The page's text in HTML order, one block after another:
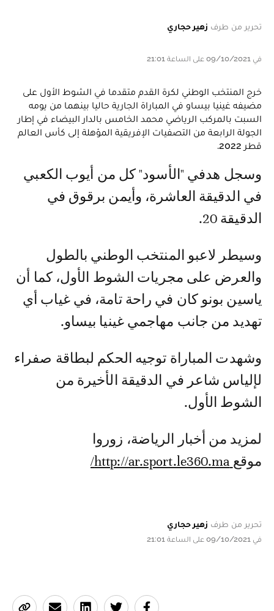
تحرير من طرف زهير حجاري
في 09/10/2021 على الساعة 21:01
خرج المنتخب الوطني لكرة القدم متقدما في الشوط الأول على
مضيفه غينيا بيساو في المباراة الجارية حاليا بينهما من يومه
السبت بالمركب الرياضي محمد الخامس بالدار البيضاء في إطار
الجولة الرابعة من التصفيات الإفريقية المؤهلة إلى كأس العالم
قطر 2022.
وسجل هدفي "الأسود" كل من أيوب الكعبي
في الدقيقة العاشرة، وأيمن برقوق في
الدقيقة 20.
وسيطر لاعبو المنتخب الوطني بالطول
والعرض على مجريات الشوط الأول، كما أن
ياسين بونو كان في راحة تامة، في غياب أي
تهديد من جانب مهاجمي غينيا بيساو.
وشهدت المباراة توجيه الحكم لبطاقة صفراء
لإلياس شاعر في الدقيقة الأخيرة من
الشوط الأول.
لمزيد من أخبار الرياضة، زوروا
موقع
تحرير من طرف زهير حجاري
في 09/10/2021 على الساعة 21:01